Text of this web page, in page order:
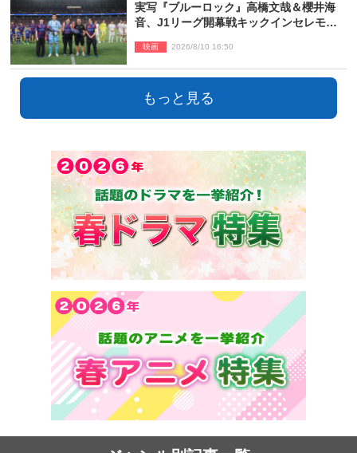
実写『ブルーロック』高橋文哉＆櫻井海
音、J1リーグ開幕戦キックインセレモニ
映画 2026/8/10 16:50
もっと見る